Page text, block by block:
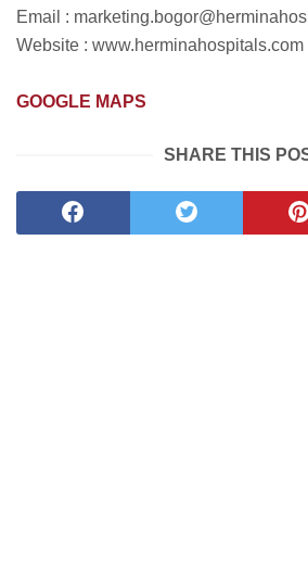
Email :
Website : www.herminahospitals.com
GOOGLE MAPS
SHARE THIS